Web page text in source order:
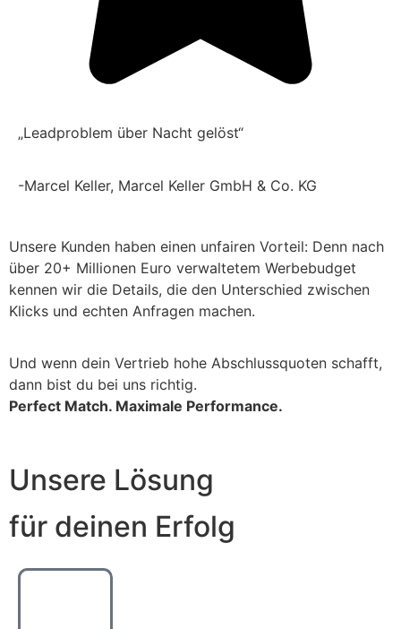
„Leadproblem über Nacht gelöst“
-Marcel Keller, Marcel Keller GmbH & Co. KG
Unsere Kunden haben einen unfairen Vorteil: Denn nach
über 20+ Millionen Euro verwaltetem Werbebudget
kennen wir die Details, die den Unterschied zwischen
Klicks und echten Anfragen machen.
Und wenn dein Vertrieb hohe Abschlussquoten schafft,
dann bist du bei uns richtig.
Perfect Match. Maximale Performance.
Unsere Lösung
für deinen Erfolg